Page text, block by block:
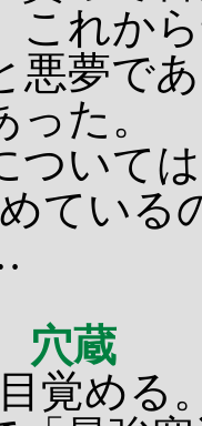
これか
悪夢で
た。
いて
てい
穴蔵
覚める